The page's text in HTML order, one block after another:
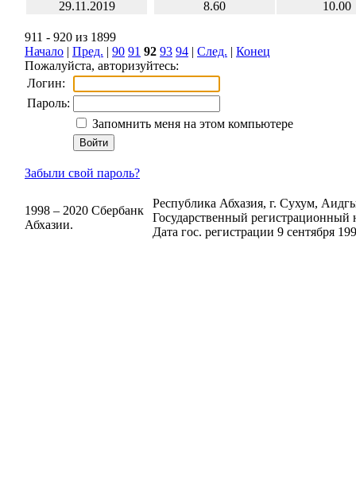
29.11.2019
8.60 10.00
911 - 920 из 1899
Начало | Пред. | 90 91 92 93 94 | След. | Конец
Пожалуйста, авторизуйтесь:
Логин:
Пароль:
Запомнить меня на этом компьютере
Забыли свой пароль?
1998 – 2020 Сбербанк
Абхазии.
Республика Абхазия, г. Сухум,
Государственный регистрационный
Дата гос. регистрации 9 сентября